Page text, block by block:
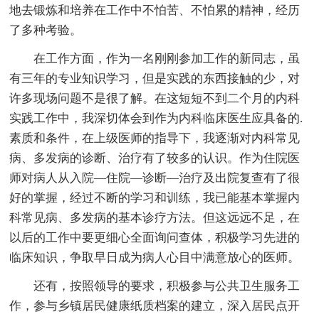
地去锻炼和培养在工作中不怕苦、不怕累的精神，经历
了多种考验。
在工作方面，作为一名刚刚参加工作的新同志，虽
有三年的专业知识学习，但是实践的东西接触的少，对
许多现场问题不是很了解。在这短短不到二个月的内科
实践工作中，我深切体会到作为内科临床医生应具备的.
素质和条件，在上级医师的指导下，我逐渐对内科常见
病、多发病的诊断、治疗有了较多的认识。作为住院医
师对病人从入院—住院—诊断—治疗及出院复查有了很
好的掌握，经过不断的学习和训练，我已能基本掌握内
科常见病、多发病的基本诊疗方法。但这远远不足，在
以后的工作中要更细心全面询问查体，积极学习先进的
临床知识，争取早日成为病人心目中满意放心的医师。
还有，按照领导的要求，积极参与公共卫生服务工
作，参与乡镇居民健康纸质档案的建立，深入居民点开